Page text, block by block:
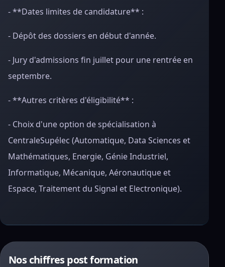
- **Dates limites de candidature** :
- Dépôt des dossiers en début d'année.
- Jury d'admissions fin juillet pour une rentrée en
septembre.
- **Autres critères d'éligibilité** :
- Choix d'une option de spécialisation à
CentraleSupélec (Automatique, Data Sciences et
Mathématiques, Energie, Génie Industriel,
Informatique, Mécanique, Aéronautique et
Espace, Traitement du Signal et Electronique).
Nos chiffres post formation